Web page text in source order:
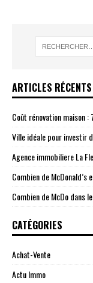
ARTICLES RÉCENTS
Coût rénovation maison
Ville idéale pour investir
Agence immobiliere La
Combien de McDonald’s
Combien de McDo dans
CATÉGORIES
Achat-Vente
Actu Immo